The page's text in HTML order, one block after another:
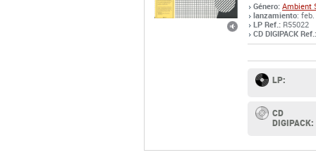
Género: Ambient
lanzamiento:
LP Ref.: R55022
CD DIGIPACK Ref.:
LP:
CD
DIGIPACK: